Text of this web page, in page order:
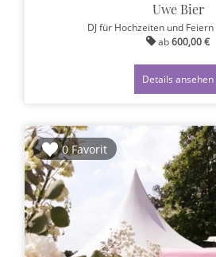
Uwe Bier
DJ für Hochzeiten und Feiern
ab600,00 €
Details ansehen
0 Favorit